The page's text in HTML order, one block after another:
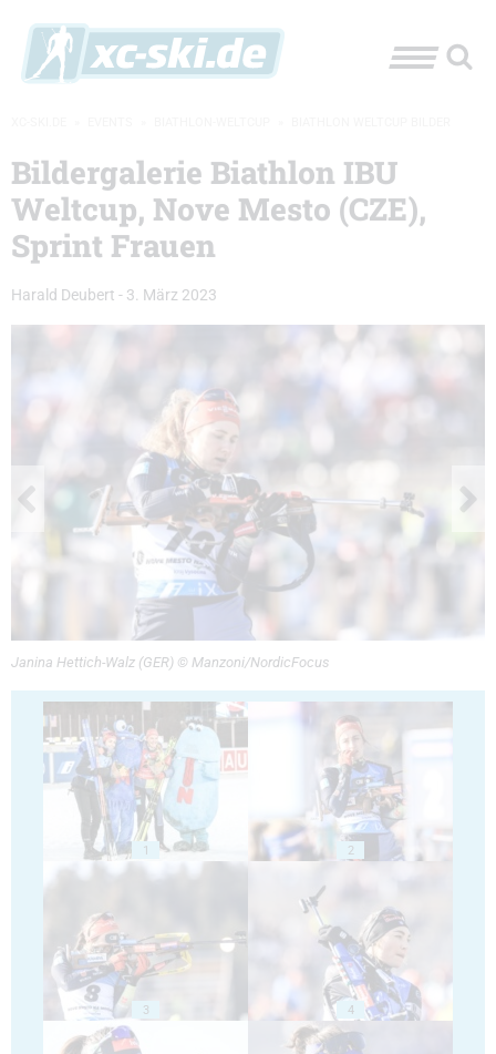
Bildergalerie Biathlon IBU
Weltcup, Nove Mesto (CZE),
Sprint Frauen
Harald Deubert - 3. März 2023
Janina Hettich-Walz (GER) © Manzoni/NordicFocus
1 2
3 4